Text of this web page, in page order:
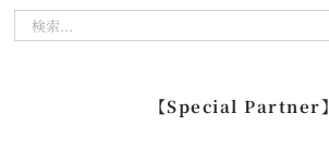
【Special Partner】